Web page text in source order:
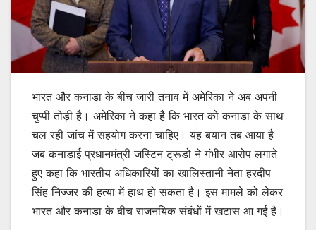
भारत और कनाडा के बीच जारी तनाव में अमेरिका ने अब अपनी
चुप्पी तोड़ी है। अमेरिका ने कहा है कि भारत को कनाडा के साथ
चल रही जांच में सहयोग करना चाहिए। यह बयान तब आया है
जब कनाडाई प्रधानमंत्री जस्टिन ट्रूडो ने गंभीर आरोप लगाते
हुए कहा कि भारतीय अधिकारियों का खालिस्तानी नेता हरदीप
सिंह निज्जर की हत्या में हाथ हो सकता है। इस मामले को लेकर
भारत और कनाडा के बीच राजनयिक संबंधों में खटास आ गई है।